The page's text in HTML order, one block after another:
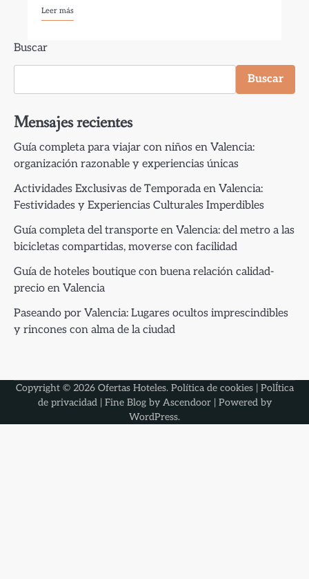
Leer más
Buscar
Buscar
Mensajes recientes
Guía completa para viajar con niños en Valencia:
organización razonable y experiencias únicas
Actividades Exclusivas de Temporada en Valencia:
Festividades y Experiencias Culturales Imperdibles
Guía completa del transporte en Valencia: del metro a las
bicicletas compartidas, moverse con facilidad
Guía de hoteles boutique con buena relación calidad-
precio en Valencia
Paseando por Valencia: Lugares ocultos imprescindibles
y rincones con alma de la ciudad
Copyright © 2026 Ofertas Hoteles. Política de cookies| PolÍtica
de privacidad| Fine Blog by Ascendoor| Powered by
WordPress.